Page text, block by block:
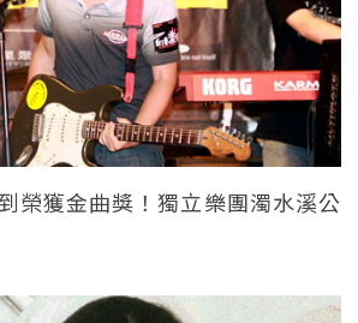
榮獲金曲獎！獨立樂團濁水溪公